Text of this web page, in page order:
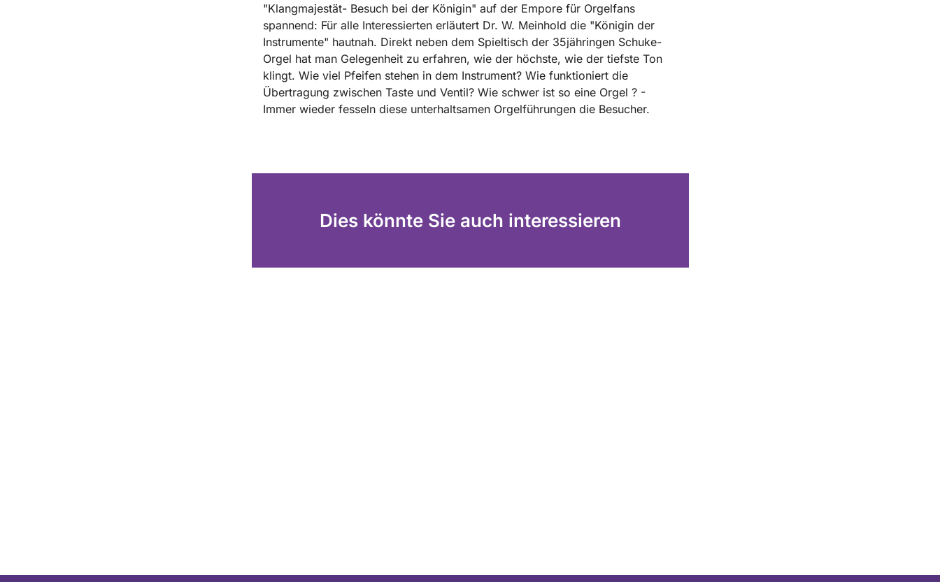
"Klangmajestät- Besuch bei der Königin" auf der Empore für Orgelfans
spannend: Für alle Interessierten erläutert Dr. W. Meinhold die "Königin der
Instrumente" hautnah. Direkt neben dem Spieltisch der 35jähringen Schuke-
Orgel hat man Gelegenheit zu erfahren, wie der höchste, wie der tiefste Ton
klingt. Wie viel Pfeifen stehen in dem Instrument? Wie funktioniert die
Übertragung zwischen Taste und Ventil? Wie schwer ist so eine Orgel ? -
Immer wieder fesseln diese unterhaltsamen Orgelführungen die Besucher.
Dies könnte Sie auch interessieren